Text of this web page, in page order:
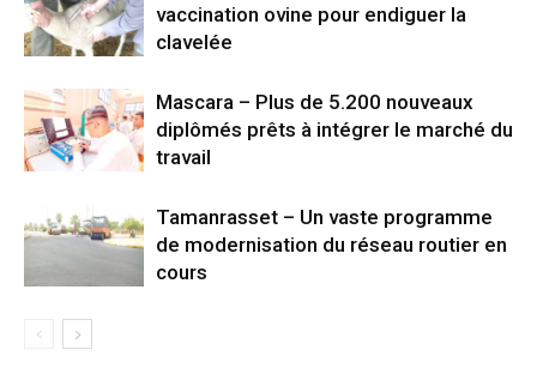
vaccination ovine pour endiguer la
clavelée
Mascara – Plus de 5.200 nouveaux
diplômés prêts à intégrer le marché du
travail
Tamanrasset – Un vaste programme
de modernisation du réseau routier en
cours